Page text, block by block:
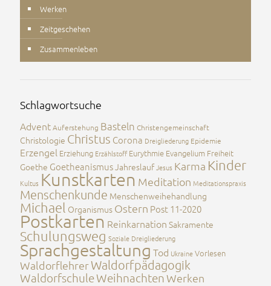
Werken
Zeitgeschehen
Zusammenleben
Schlagwortsuche
AdventAuferstehung Basteln Christengemeinschaft
Christologie Christus Corona Dreigliederung Epidemie
Erzengel Erziehung Erzählstoff Eurythmie Evangelium Freiheit
Goethe GoetheanismusJahreslaufJesus Karma Kinder
Kultus Kunstkarten Meditation Meditationspraxis
Menschenkunde Menschenweihehandlung
Michael Organismus Ostern Post 11-2020
Postkarten Reinkarnation Sakramente
Schulungsweg Soziale Dreigliederung
Sprachgestaltung Tod UkraineVorlesen
WaldorflehrerWaldorfpädagogik
WaldorfschuleWeihnachtenWerken